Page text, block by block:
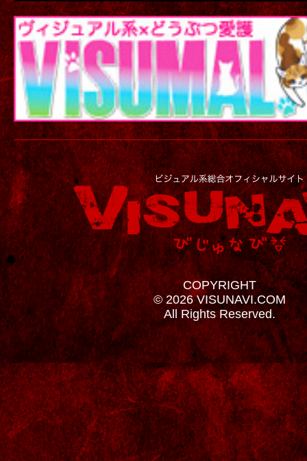
COPYRIGHT
© 2026 VISUNAVI.COM
All Rights Reserved.